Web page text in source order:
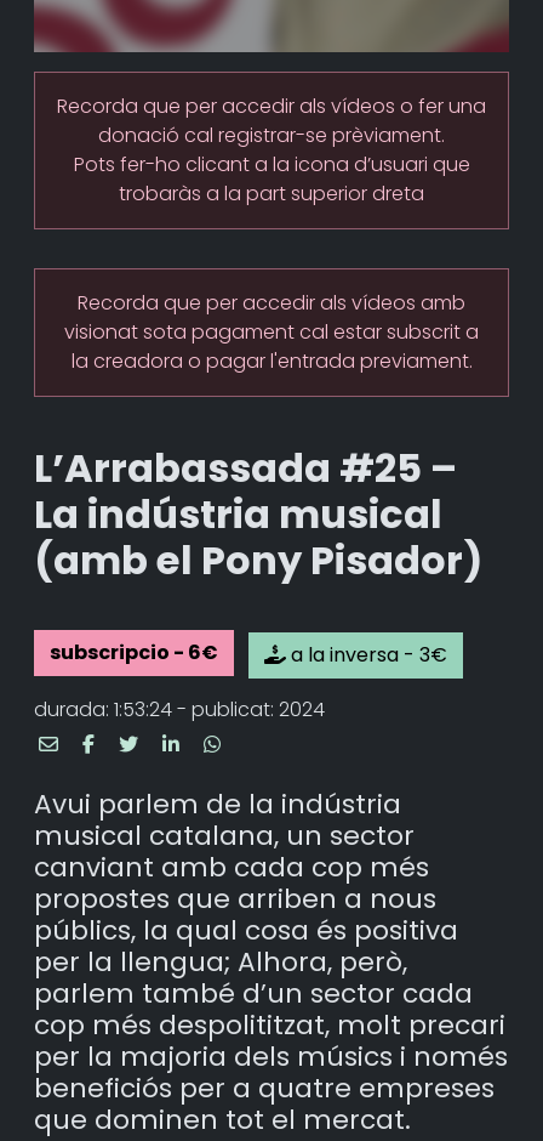
Recorda que per accedir als vídeos o fer una
donació cal registrar-se prèviament.
Pots fer-ho clicant a la icona d’usuari que
trobaràs a la part superior dreta
Recorda que per accedir als vídeos amb
visionat sota pagament cal estar subscrit a
la creadora o pagar l'entrada previament.
L’Arrabassada #25 –
La indústria musical
(amb el Pony Pisador)
subscripcio - 6€
a la inversa - 3€
durada: 1:53:24 - publicat: 2024
Avui parlem de la indústria
musical catalana, un sector
canviant amb cada cop més
propostes que arriben a nous
públics, la qual cosa és positiva
per la llengua; Alhora, però,
parlem també d’un sector cada
cop més despolititzat, molt precari
per la majoria dels músics i només
beneficiós per a quatre empreses
que dominen tot el mercat.